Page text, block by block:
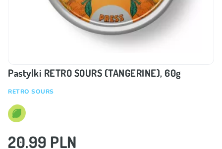
Pastylki RETRO SOURS (TANGERINE), 60g
RETRO SOURS
20.99 PLN